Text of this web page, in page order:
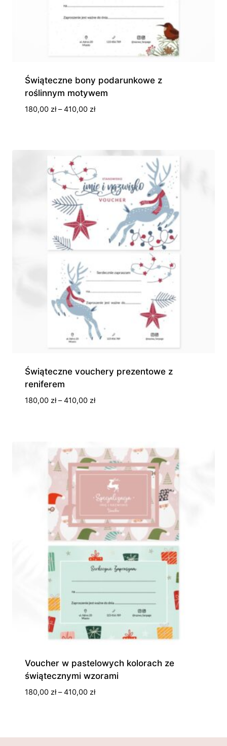
Świąteczne bony podarunkowe z
roślinnym motywem
180,00 zł – 410,00 złZakres
410,00 zł
Świąteczne vouchery prezentowe z
reniferem
180,00 zł – 410,00 złZakres
410,00 zł
Voucher w pastelowych kolorach ze
świątecznymi wzorami
180,00 zł – 410,00 złZakres
do